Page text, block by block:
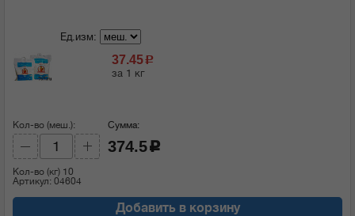
Ед.изм:
37.45c
за 1 кг
Кол-во (меш.):
Кол-во (кг) 10
Артикул: 04604
Сумма:
374.5 c
Добавить в корзину